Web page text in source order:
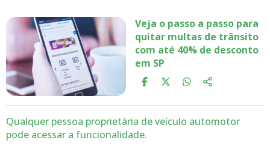
Veja o passo a passo para
quitar multas de trânsito
com até 40% de desconto
em SP
Qualquer pessoa proprietária de veículo automotor
pode acessar a funcionalidade.